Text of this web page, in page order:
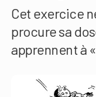
Cet exercice
procure sa
apprennent à